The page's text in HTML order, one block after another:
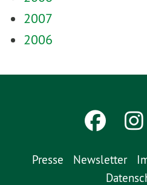
2007
2006
Presse Newsletter